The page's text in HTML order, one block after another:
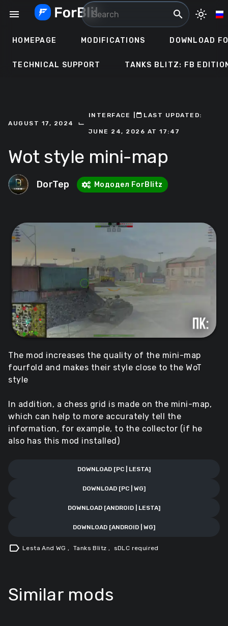
menu search light_mode
HOMEPAGE MODIFICATIONS DOWNLOAD
TECHNICAL SUPPORT TANKS BLITZ: FB
AUGUST 17, 2024 ⌙
INTERFACE ㅤLAST UPDATED:
JUNE 24, 2026 AT 17:47
Wot style mini-map
DorTep Мододел ForBlitz
The mod increases the quality of the mini-map
fourfold and makes their style close to the WoT
style
In addition, a chess grid is made on the mini-map,
which can help to more accurately tell the
information, for example, to the collector (if he
also has this mod installed)
DOWNLOAD [PC | LESTA]
DOWNLOAD [PC | WG]
DOWNLOAD [ANDROID | LESTA]
DOWNLOAD [ANDROID | WG]
label Lesta And WG, Tanks Blitz , sDLC required
Similar mods